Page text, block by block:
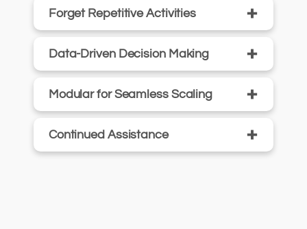
Forget Repetitive Activities +
Data-Driven Decision Making +
Modular for Seamless Scaling +
Continued Assistance +